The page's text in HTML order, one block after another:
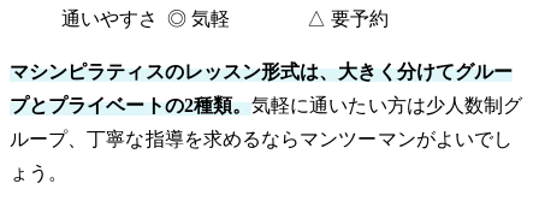
通いやすさ
◎ 気軽 △ 要予約
マシンピラティスのレッスン形式は、大きく分けてグルー
プとプライベートの2種類。気軽に通いたい方は少人数制グ
ループ、丁寧な指導を求めるならマンツーマンがよいでし
ょう。